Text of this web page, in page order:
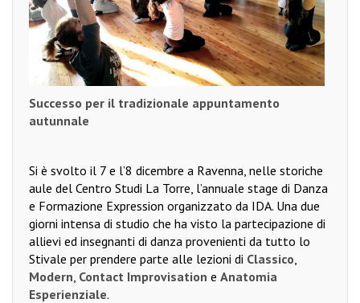
Successo per il tradizionale appuntamento
autunnale
Si è svolto il 7 e l’8 dicembre a Ravenna, nelle storiche
aule del Centro Studi La Torre, l’annuale stage di Danza
e Formazione Expression organizzato da IDA. Una due
giorni intensa di studio che ha visto la partecipazione di
allievi ed insegnanti di danza provenienti da tutto lo
Stivale per prendere parte alle lezioni di Classico
Modern Contact Improvisation e Anatomia
Esperienziale.